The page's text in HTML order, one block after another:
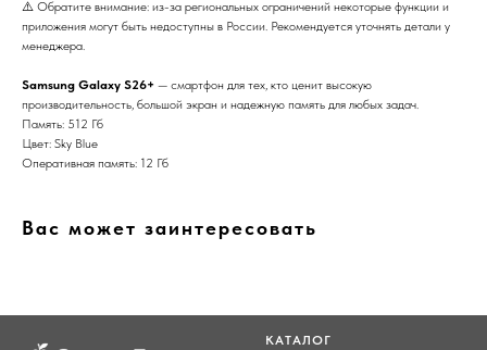
⚠️ Обратите внимание: из-за региональных ограничений некоторые функции и
приложения могут быть недоступны в России. Рекомендуется уточнять детали у
менеджера.
Samsung Galaxy S26+ — смартфон для тех, кто ценит высокую
производительность, большой экран и надежную память для любых задач.
Память: 512 Гб
Цвет: Sky Blue
Оперативная память: 12 Гб
Вас может заинтересовать
КАТАЛОГ